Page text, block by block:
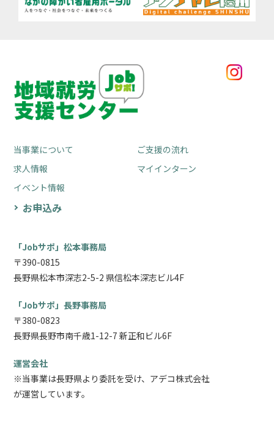
当事業について
ご支援の流れ
求人情報
マイインターン
イベント情報
お申込み
「Jobサポ」松本事務局
〒390-0815
長野県松本市深志2-5-2 県信松本深志ビル4F
「Jobサポ」長野事務局
〒380-0823
長野県長野市南千歳1-12-7 新正和ビル6F
運営会社
※当事業は長野県より委託を受け、アデコ株式会社
が運営しています。